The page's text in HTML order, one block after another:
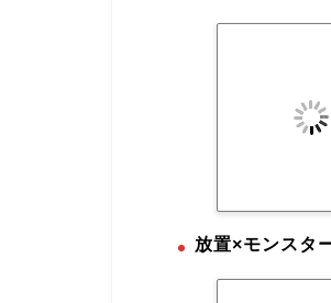
放置×モンスタ